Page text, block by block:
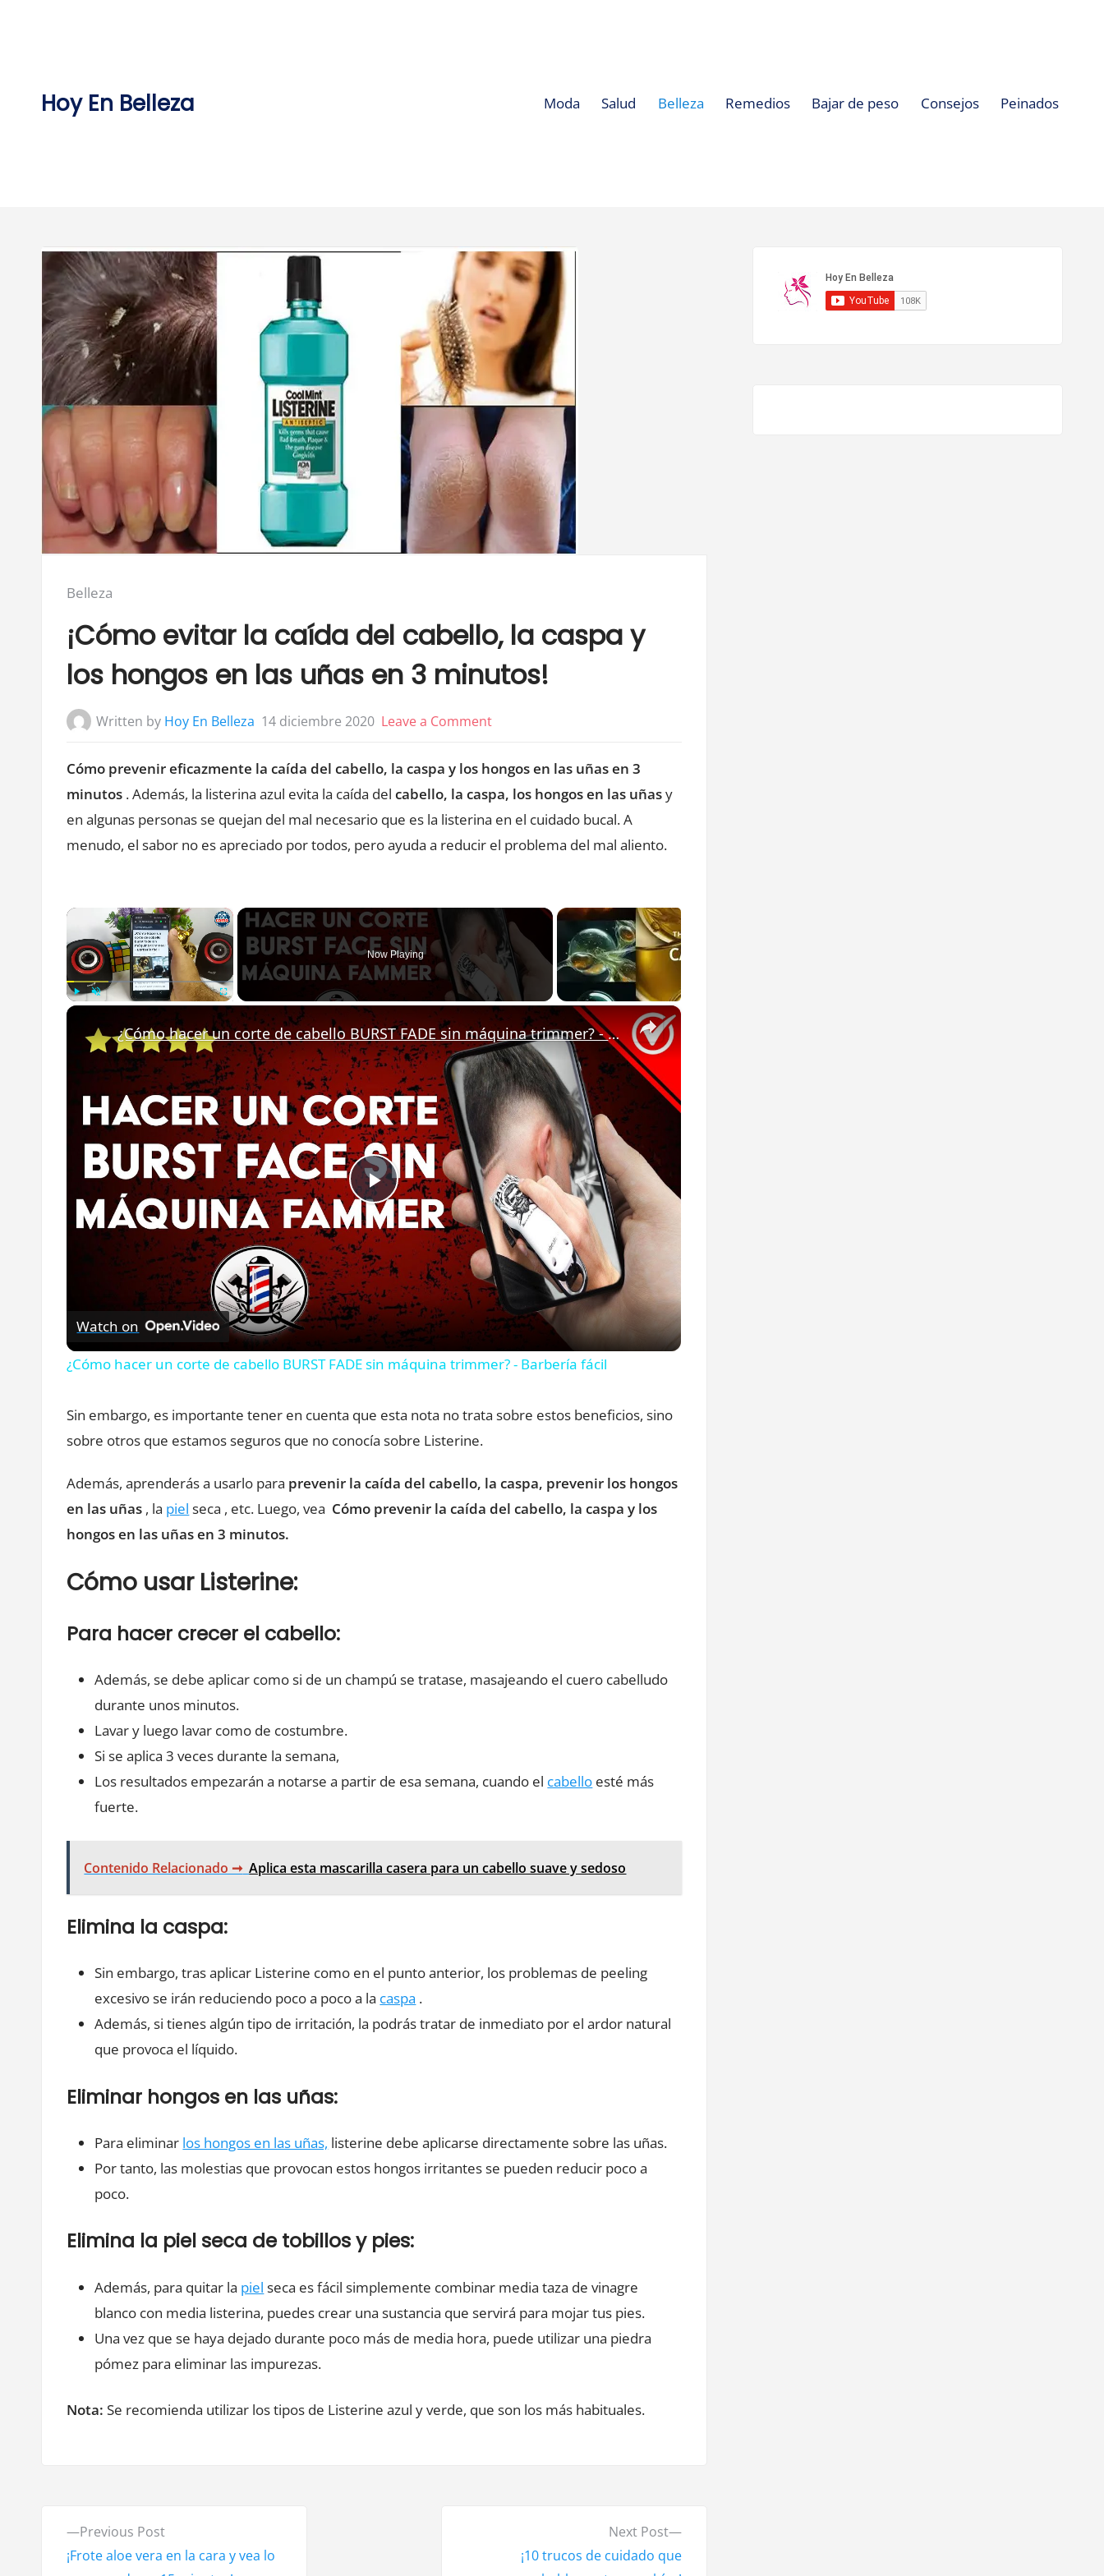
Hoy En Belleza Moda Salud Belleza Remedios Bajar de peso Consejos Peinados
Posted
Belleza
¡Cómo evitar la caída del cabello, la caspa y
los hongos en las uñas en 3 minutos!
Written by Hoy En Belleza 14 diciembre 2020 Leave a Commenton
evitar
la
caída
del
caspa
y
los
hongos
en
las
uñas
en
3
minutos!
Cómo prevenir eficazmente la caída del cabello, la caspa y los hongos en las uñas en 3
minutos . Además, la listerina azul evita la caída delcabello, la caspa, los hongos en las uñasy
en algunas personas se quejan del mal necesario que es la listerina en el cuidado bucal. A
menudo, el sabor no es apreciado por todos, pero ayuda a reducir el problema del mal aliento.
×
Fullscreen
Now Playing
×
Play
Video
¿Cómo hacer un corte de cabello BURST FADE sin máquina trimmer? - Barbería fácil
Watch on
¿Cómo hacer un corte de cabello BURST FADE sin máquina trimmer? - Barbería fácil
Sin embargo, es importante tener en cuenta que esta nota no trata sobre estos beneficios, sino
sobre otros que estamos seguros que no conocía sobre Listerine.
Además, aprenderás a usarlo para prevenir la caída del cabello, la caspa, prevenir los hongos
en las uñas , la piel seca , etc. Luego, vea Cómo prevenir la caída del cabello, la caspa y los
hongos en las uñas en 3 minutos.
Cómo usar Listerine:
Para hacer crecer el cabello:
Además, se debe aplicar como si de un champú se tratase, masajeando el cuero cabelludo
durante unos minutos.
Lavar y luego lavar como de costumbre.
Si se aplica 3 veces durante la semana,
Los resultados empezarán a notarse a partir de esa semana, cuando el cabello esté más
fuerte.
Contenido Relacionado ➞ Aplica esta mascarilla casera para un cabello suave y sedoso
Elimina la caspa:
Sin embargo, tras aplicar Listerine como en el punto anterior, los problemas de peeling
excesivo se irán reduciendo poco a poco a la caspa .
Además, si tienes algún tipo de irritación, la podrás tratar de inmediato por el ardor natural
que provoca el líquido.
Eliminar hongos en las uñas:
Para eliminar los hongos en las uñas, listerine debe aplicarse directamente sobre las uñas.
Por tanto, las molestias que provocan estos hongos irritantes se pueden reducir poco a
poco.
Elimina la piel seca de tobillos y pies:
Además, para quitar la piel seca es fácil simplemente combinar media taza de vinagre
blanco con media listerina, puedes crear una sustancia que servirá para mojar tus pies.
Una vez que se haya dejado durante poco más de media hora, puede utilizar una piedra
pómez para eliminar las impurezas.
Nota: Se recomienda utilizar los tipos de Listerine azul y verde, que son los más habituales.
Previous PostP
r
¡Frote aloe vera en la cara y vea lo
Next Post
N
e
¡10 trucos de cuidado que